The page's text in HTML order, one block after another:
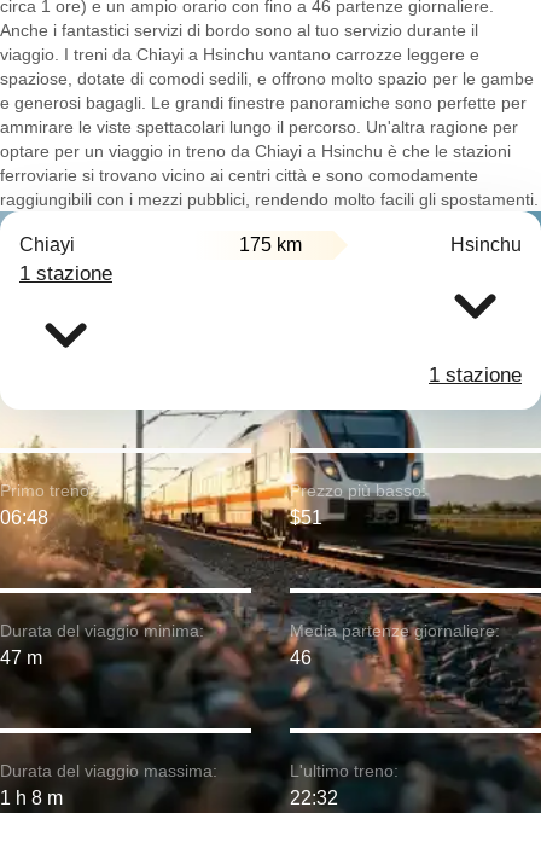
circa 1 ore) e un ampio orario con fino a 46 partenze giornaliere.
Anche i fantastici servizi di bordo sono al tuo servizio durante il
viaggio. I treni da Chiayi a Hsinchu vantano carrozze leggere e
spaziose, dotate di comodi sedili, e offrono molto spazio per le gambe
e generosi bagagli. Le grandi finestre panoramiche sono perfette per
ammirare le viste spettacolari lungo il percorso. Un'altra ragione per
optare per un viaggio in treno da Chiayi a Hsinchu è che le stazioni
ferroviarie si trovano vicino ai centri città e sono comodamente
raggiungibili con i mezzi pubblici, rendendo molto facili gli spostamenti.
Chiayi 175 km Hsinchu
1 stazione
1 stazione
Durata del viaggio minima:
47 m
Primo treno:
06:48
Durata del viaggio massima:
1 h 8 m
Prezzo più basso:
$51
Media partenze giornaliere:
46
L'ultimo treno:
22:32